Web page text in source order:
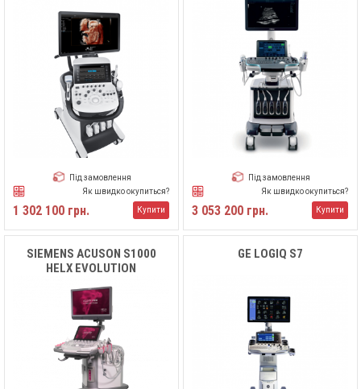
Під замовлення
Як швидко окупиться?
1 302 100 грн. Купити
Під замовлення
Як швидко окупиться?
3 053 200 грн. Купити
SIEMENS ACUSON S1000
HELX EVOLUTION
GE LOGIQ S7